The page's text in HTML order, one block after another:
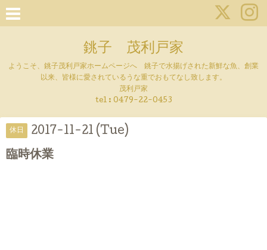
銚子 茂利戸家
ようこそ、銚子茂利戸家ホームページへ 銚子で水揚げされた新鮮な魚、創業
以来、皆様に愛されているうな重でおもてなし致します。
茂利戸家
tel : 0479-22-0453
休日 2017-11-21 (Tue)
臨時休業